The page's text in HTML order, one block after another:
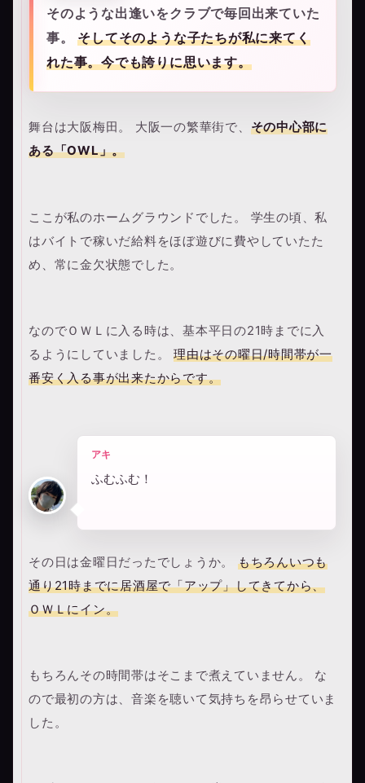
そのような出逢いをクラブで毎回出来ていた
事。そしてそのような子たちが私に来てく
れた事。今でも誇りに思います。
舞台は大阪梅田。 大阪一の繁華街で、 その中心部に
ある「OWL」。
ここが私のホームグラウンドでした。 学生の頃、私
はバイトで稼いだ給料をほぼ遊びに費やしていたた
め、常に金欠状態でした。
なのでＯＷＬに入る時は、基本平日の21時までに入
るようにしていました。 理由はその曜日/時間帯が一
番安く入る事が出来たからです。
アキ
ふむふむ！
その日は金曜日だったでしょうか。 もちろんいつも
通り21時までに居酒屋で「アップ」してきてから、
ＯＷＬにイン。
もちろんその時間帯はそこまで煮えていません。 な
ので最初の方は、音楽を聴いて気持ちを昂らせていま
した。